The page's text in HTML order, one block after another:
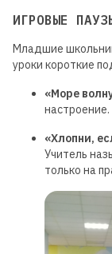
ИГРОВЫЕ
Младшие
уроки короткие
«Море
настроение.
«Хлопни,
Учитель
только на